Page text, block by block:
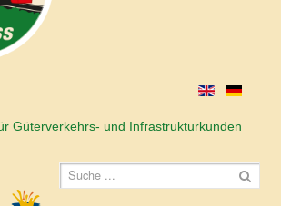
Güterverkehrs- und Infrastrukturkunden